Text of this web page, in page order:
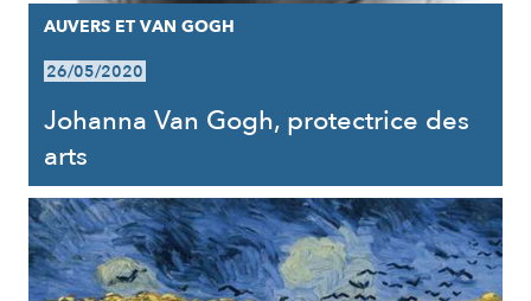
AUVERS ET VAN GOGH
26/05/2020
Johanna Van Gogh, protectrice des
arts